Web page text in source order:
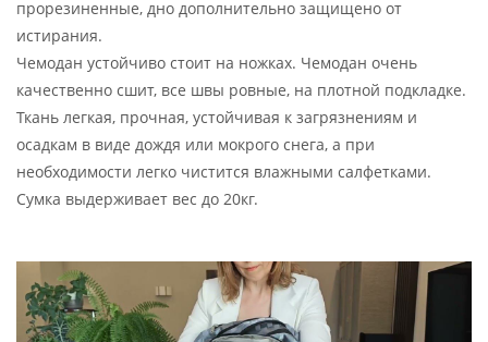
прорезиненные, дно дополнительно защищено от
истирания.
Чемодан устойчиво стоит на ножках. Чемодан очень
качественно сшит, все швы ровные, на плотной подкладке.
Ткань легкая, прочная, устойчивая к загрязнениям и
осадкам в виде дождя или мокрого снега, а при
необходимости легко чистится влажными салфетками.
Сумка выдерживает вес до 20кг.